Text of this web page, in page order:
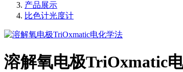
产品展示
比色计光度计
溶解氧电极TriOxmatic